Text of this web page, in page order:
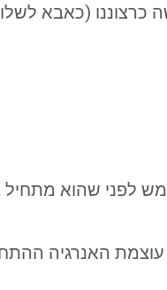
כרצוננו (כאבא
לפני שהוא מתחיל
האנרגיה